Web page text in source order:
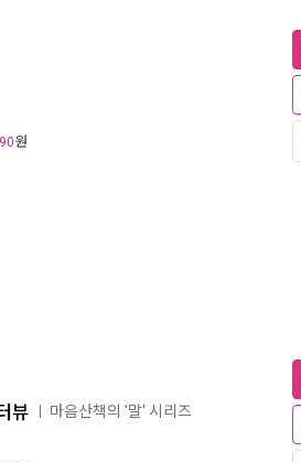
원
뷰 마음산책의 '말' 시리즈